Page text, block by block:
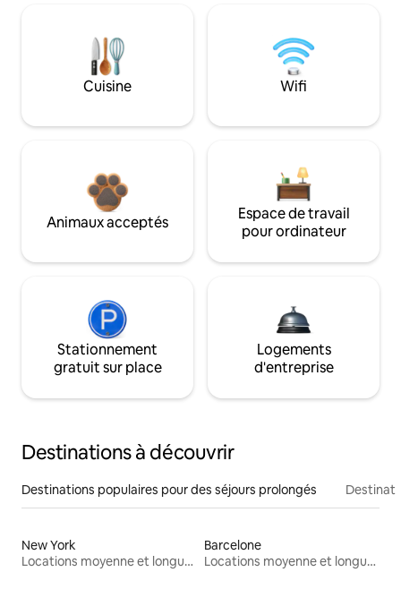
Cuisine Wifi
Animaux acceptés
Espace de travail
pour ordinateur
Stationnement
gratuit sur place
Logements
d'entreprise
Destinations à découvrir
Destinations populaires pour des séjours prolongés
New York
Locations moyenne et longue durée
Barcelone
Locations moyenne et longue durée